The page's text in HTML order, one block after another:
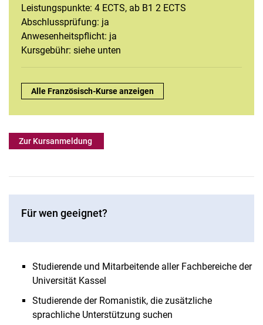
Französisch
Interkulturelle Kommunikation
Italienisch
Niederländisch
Portugiesisch
Schwedisch
Leistungspunkte: 4 ECTS, ab B1 2 ECTS
Abschlussprüfung: ja
Anwesenheitspflicht: ja
Kursgebühr: siehe unten
Überblick:
Alle Französisch-Kurse anzeigen
Zur Kursanmeldung
Für wen geeignet?
Studierende und Mitarbeitende aller Fachbereiche der
Universität Kassel
Studierende der Romanistik, die zusätzliche
sprachliche Unterstützung suchen